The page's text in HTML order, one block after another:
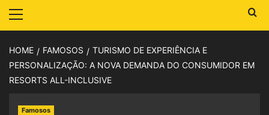
HOME FAMOSOS
TURISMO DE EXPERIÊNCIA E
PERSONALIZAÇÃO: A NOVA DEMANDA DO CONSUMIDOR EM
RESORTS ALL-INCLUSIVE
Famosos